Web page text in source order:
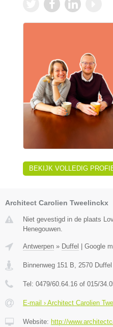
BEKIJK VOLLEDIG
Architect Carolien Tweelinckx
Niet gevestigd in de plaats
Henegouwen.
Antwerpen » Duffel Google
Binnenweg 151 B, 2570 Duffel
Tel: 0479/60.64.16 of 015/
E-mail › Architect Carolien
Website: http://